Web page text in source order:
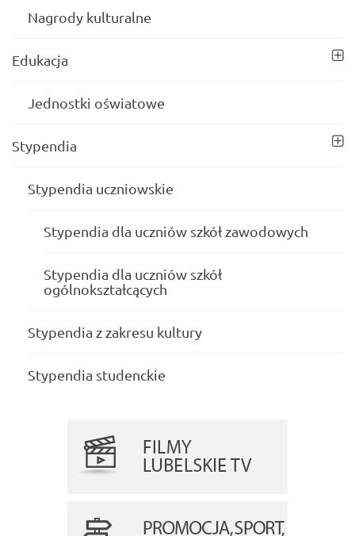
Nagrody kulturalne
Edukacja
Jednostki oświatowe
Stypendia
Stypendia uczniowskie
Stypendia dla uczniów szkół zawodowych
Stypendia dla uczniów szkół
ogólnokształcących
Stypendia z zakresu kultury
Stypendia studenckie